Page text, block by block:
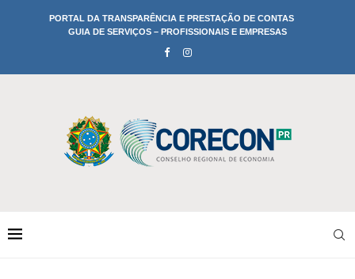
PORTAL DA TRANSPARÊNCIA E PRESTAÇÃO DE CONTAS
GUIA DE SERVIÇOS – PROFISSIONAIS E EMPRESAS